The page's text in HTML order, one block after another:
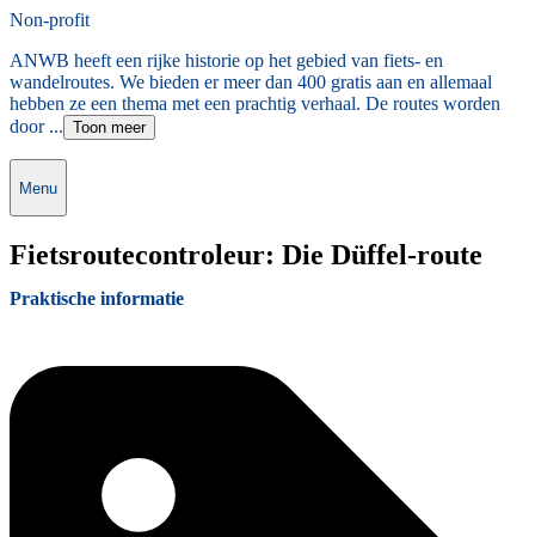
Non-profit
ANWB heeft een rijke historie op het gebied van fiets- en
wandelroutes. We bieden er meer dan 400 gratis aan en allemaal
hebben ze een thema met een prachtig verhaal. De routes worden
door ... Toon meer
Menu
Fietsroutecontroleur: Die Düffel-route
Praktische informatie